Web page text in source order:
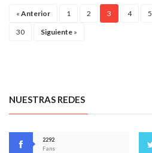
« Anterior 1 2 3 4 5
30 Siguiente »
NUESTRAS REDES
2292
Fans